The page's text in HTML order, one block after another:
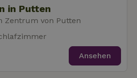
in Putten
Zentrum von Putten
Ansehen
account www.naturhaeuschen.de